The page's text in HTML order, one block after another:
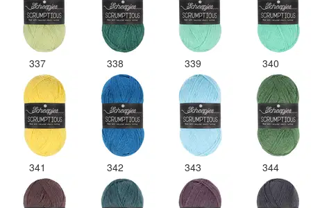
337 338 339 340
341 342 343 344